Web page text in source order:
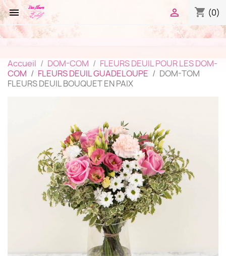
 shopping_cart (0)

Accueil DOM-COM
FLEURS DEUIL POUR LES DOM-
COM
FLEURS DEUIL GUADELOUPE
DOM-TOM
FLEURS DEUIL BOUQUET EN PAIX